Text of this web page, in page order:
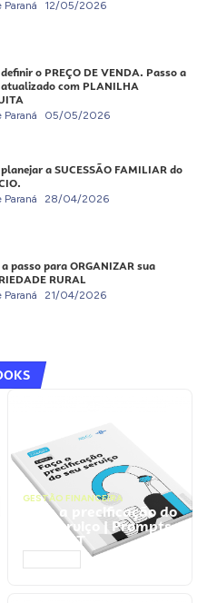
Paraná 12/05/2026
o PREÇO DE VENDA. Passo a
com PLANILHA
Paraná 05/05/2026
a SUCESSÃO FAMILIAR do
Paraná 28/04/2026
passo para ORGANIZAR sua
RURAL
Paraná 21/04/2026
GESTÃO FINANCEIRA
Faça a precificação do
seu serviço | Prompts
ChatGPT